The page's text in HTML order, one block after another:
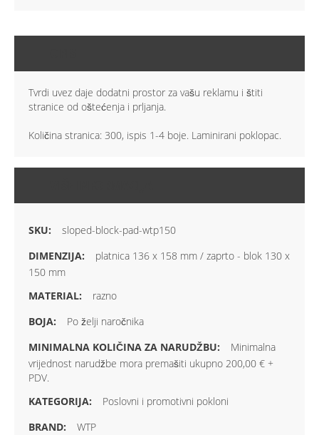
Tvrdi uvez daje dodatni prostor za vašu reklamu i štiti
stranice od oštećenja i prljanja.
Količina stranica: 300, ispis 1-4 boje. Laminirani poklopac.
sloped-block-pad-wtp150
platnica 136 x 158 mm / zaprto - blok 130 x
150 mm
razno
Po želji naročnika
Minimalna
vrijednost narudžbe mora premašiti ukupno 200,00 € +
PDV.
Poslovni i promotivni pokloni
WTP